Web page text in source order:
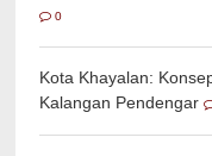
0
Kota Khayalan:
Kalangan Pendengar